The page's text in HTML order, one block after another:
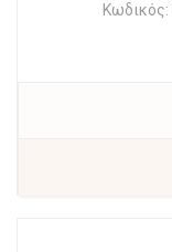
Κωδικός: